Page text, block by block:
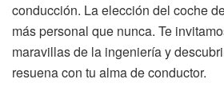
conducción. La elección del coche
más personal que nunca. Te
maravillas de la ingeniería y
resuena con tu alma de conductor.